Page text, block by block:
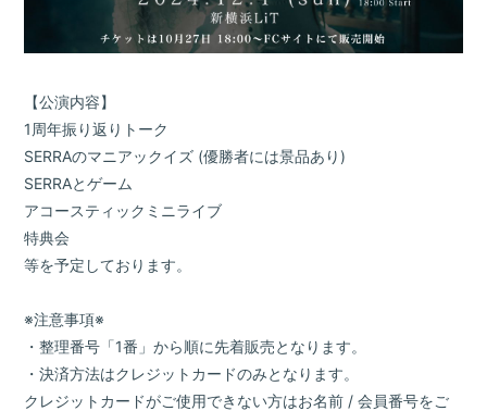
【公演内容】
1周年振り返りトーク
SERRAのマニアックイズ (優勝者には景品あり)
SERRAとゲーム
アコースティックミニライブ
特典会
等を予定しております。
※注意事項※
・整理番号「1番」から順に先着販売となります。
・決済方法はクレジットカードのみとなります。
クレジットカードがご使用できない方はお名前 / 会員番号をご